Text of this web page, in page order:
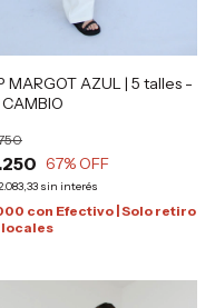
MARGOT AZUL | 5 talles -
67% OFF
sin interés
con Efectivo | Solo retiro
locales